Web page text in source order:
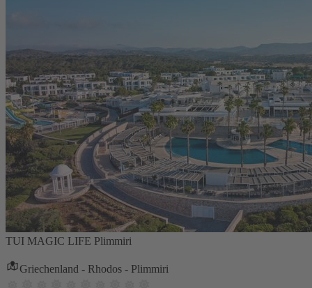
TUI MAGIC LIFE Plimmiri
Griechenland - Rhodos - Plimmiri